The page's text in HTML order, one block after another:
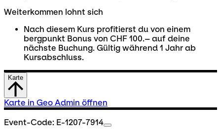
Weiterkommen lohnt sich
Nach diesem Kurs profitierst du von einem
bergpunkt Bonus von CHF 100.– auf deine
nächste Buchung. Gültig während 1 Jahr ab
Kursabschluss.
Karte
Karte in Geo Admin öffnen
Event-Code: E-1207-7914